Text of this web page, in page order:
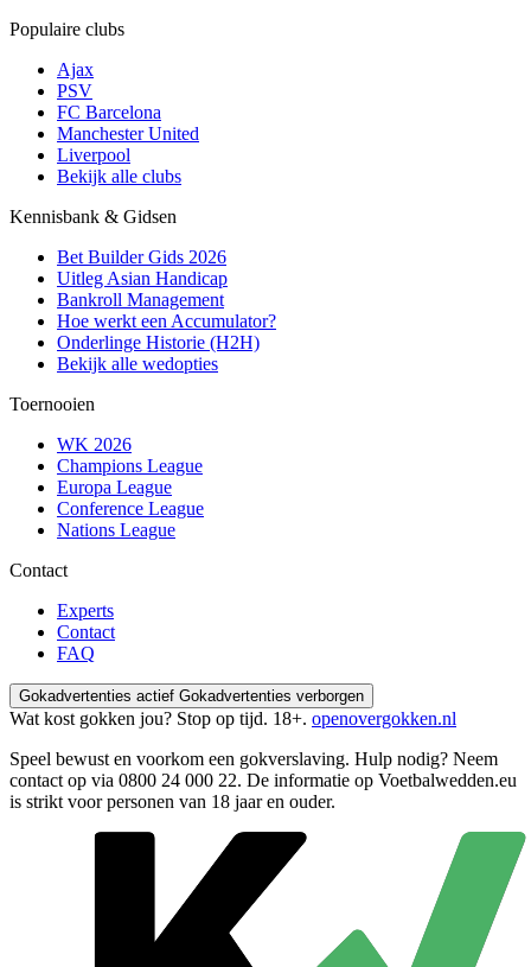
Populaire clubs
Ajax
PSV
FC Barcelona
Manchester United
Liverpool
Bekijk alle clubs
Kennisbank & Gidsen
Bet Builder Gids 2026
Uitleg Asian Handicap
Bankroll Management
Hoe werkt een Accumulator?
Onderlinge Historie (H2H)
Bekijk alle wedopties
Toernooien
WK 2026
Champions League
Europa League
Conference League
Nations League
Contact
Experts
Contact
FAQ
Gokadvertenties actief Gokadvertenties verborgen
Wat kost gokken jou? Stop op tijd. 18+. openovergokken.nl
Speel bewust en voorkom een gokverslaving. Hulp nodig? Neem
contact op via 0800 24 000 22. De informatie op Voetbalwedden.eu
is strikt voor personen van 18 jaar en ouder.